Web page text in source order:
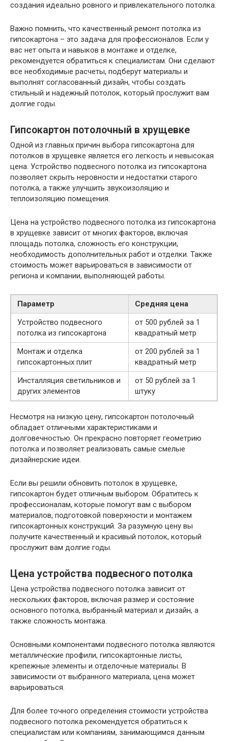
создания идеально ровного и привлекательного потолка.
Важно помнить, что качественный ремонт потолка из
гипсокартона – это задача для профессионалов. Если у
вас нет опыта и навыков в монтаже и отделке,
рекомендуется обратиться к специалистам. Они сделают
все необходимые расчеты, подберут материалы и
выполнят согласованный дизайн, чтобы создать
стильный и надежный потолок, который прослужит вам
долгие годы.
Гипсокартон потолочный в хрущевке
Одной из главных причин выбора гипсокартона для
потолков в хрущевке является его легкость и невысокая
цена. Устройство подвесного потолка из гипсокартона
позволяет скрыть неровности и недостатки старого
потолка, а также улучшить звукоизоляцию и
теплоизоляцию помещения.
Цена на устройство подвесного потолка из гипсокартона
в хрущевке зависит от многих факторов, включая
площадь потолка, сложность его конструкции,
необходимость дополнительных работ и отделки. Также
стоимость может варьироваться в зависимости от
региона и компании, выполняющей работы.
Параметр
Средняя цена
Устройство подвесного
потолка из гипсокартона
от 500 рублей за 1
квадратный метр
Монтаж и отделка
гипсокартонных плит
от 200 рублей за 1
квадратный метр
Инсталляция светильников и
других элементов
от 50 рублей за 1
штуку
Несмотря на низкую цену, гипсокартон потолочный
обладает отличными характеристиками и
долговечностью. Он прекрасно повторяет геометрию
потолка и позволяет реализовать самые смелые
дизайнерские идеи.
Если вы решили обновить потолок в хрущевке,
гипсокартон будет отличным выбором. Обратитесь к
профессионалам, которые помогут вам с выбором
материалов, подготовкой поверхности и монтажем
гипсокартонных конструкций. За разумную цену вы
получите качественный и красивый потолок, который
прослужит вам долгие годы.
Цена устройства подвесного потолка
Цена устройства подвесного потолка зависит от
нескольких факторов, включая размер и состояние
основного потолка, выбранный материал и дизайн, а
также сложность монтажа.
Основными компонентами подвесного потолка являются
металлические профили, гипсокартонные листы,
крепежные элементы и отделочные материалы. В
зависимости от выбранного материала, цена может
варьироваться.
Для более точного определения стоимости устройства
подвесного потолка рекомендуется обратиться к
специалистам или компаниям, занимающимся данным